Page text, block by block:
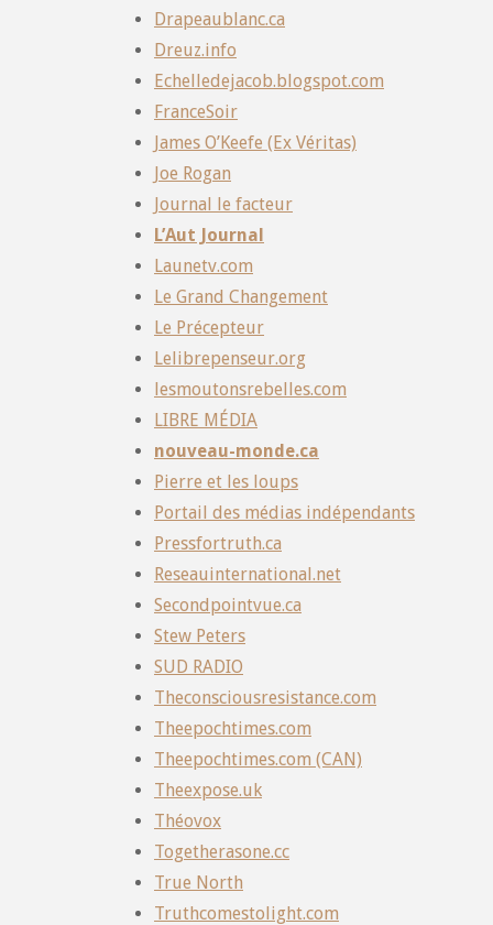
Drapeaublanc.ca
Dreuz.info
Echelledejacob.blogspot.com
FranceSoir
James O’Keefe (Ex Véritas)
Joe Rogan
Journal le facteur
L’Aut Journal
Launetv.com
Le Grand Changement
Le Précepteur
Lelibrepenseur.org
lesmoutonsrebelles.com
LIBRE MÉDIA
nouveau-monde.ca
Pierre et les loups
Portail des médias indépendants
Pressfortruth.ca
Reseauinternational.net
Secondpointvue.ca
Stew Peters
SUD RADIO
Theconsciousresistance.com
Theepochtimes.com
Theepochtimes.com (CAN)
Theexpose.uk
Théovox
Togetherasone.cc
True North
Truthcomestolight.com